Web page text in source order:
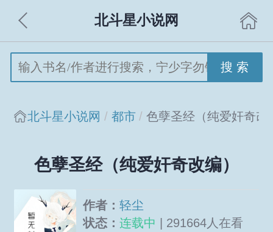
北斗星小说网
搜 索
北斗星小说网 都市 色孽圣经（纯爱奸奇改
色孽圣经（纯爱奸奇改编）
作者：轻尘
状态：连载中 | 291664人在看